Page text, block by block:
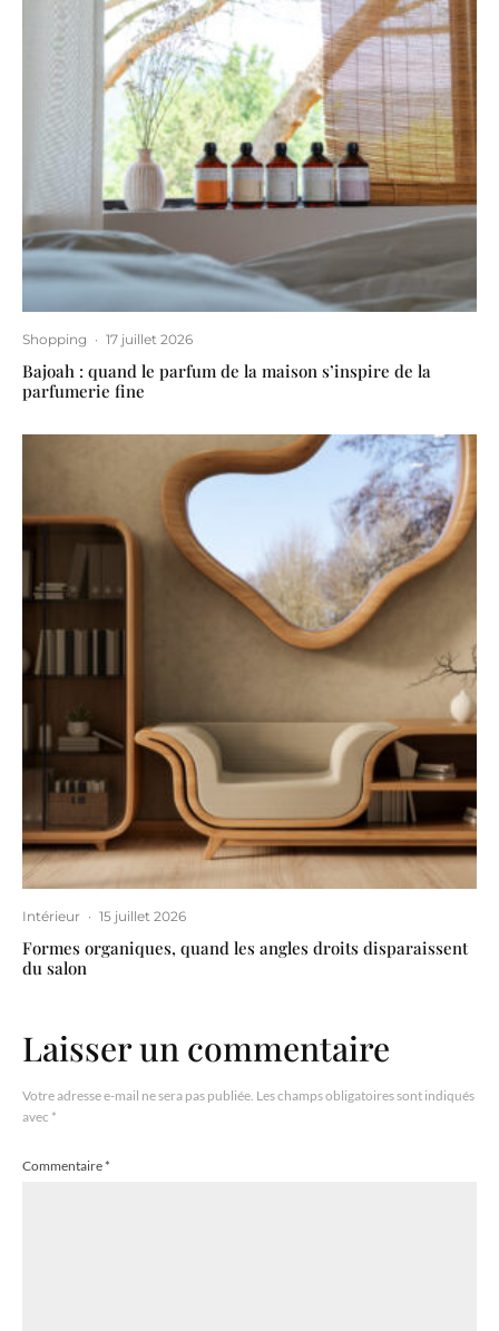
Shopping · 17 juillet 2026
Bajoah : quand le parfum de la maison s’inspire de la
parfumerie fine
Intérieur · 15 juillet 2026
Formes organiques, quand les angles droits disparaissent
du salon
Laisser un commentaire
Votre adresse e-mail ne sera pas publiée. Les champs obligatoires sont indiqués
avec *
Commentaire*